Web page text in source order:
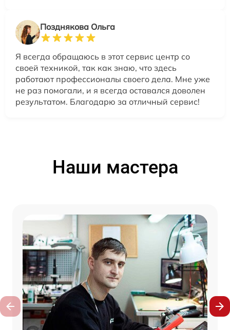
Позднякова Ольга
Я всегда обращаюсь в этот сервис центр со
своей техникой, так как знаю, что здесь
работают профессионалы своего дела. Мне уже
не раз помогали, и я всегда оставался доволен
результатом. Благодарю за отличный сервис!
Наши мастера